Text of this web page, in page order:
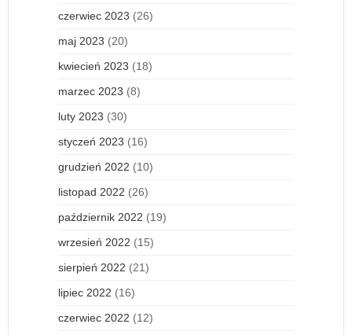
czerwiec 2023 (26)
maj 2023 (20)
kwiecień 2023 (18)
marzec 2023 (8)
luty 2023 (30)
styczeń 2023 (16)
grudzień 2022 (10)
listopad 2022 (26)
październik 2022 (19)
wrzesień 2022 (15)
sierpień 2022 (21)
lipiec 2022 (16)
czerwiec 2022 (12)